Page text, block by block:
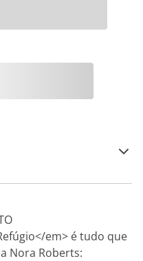
em> é tudo que
Nora Roberts: